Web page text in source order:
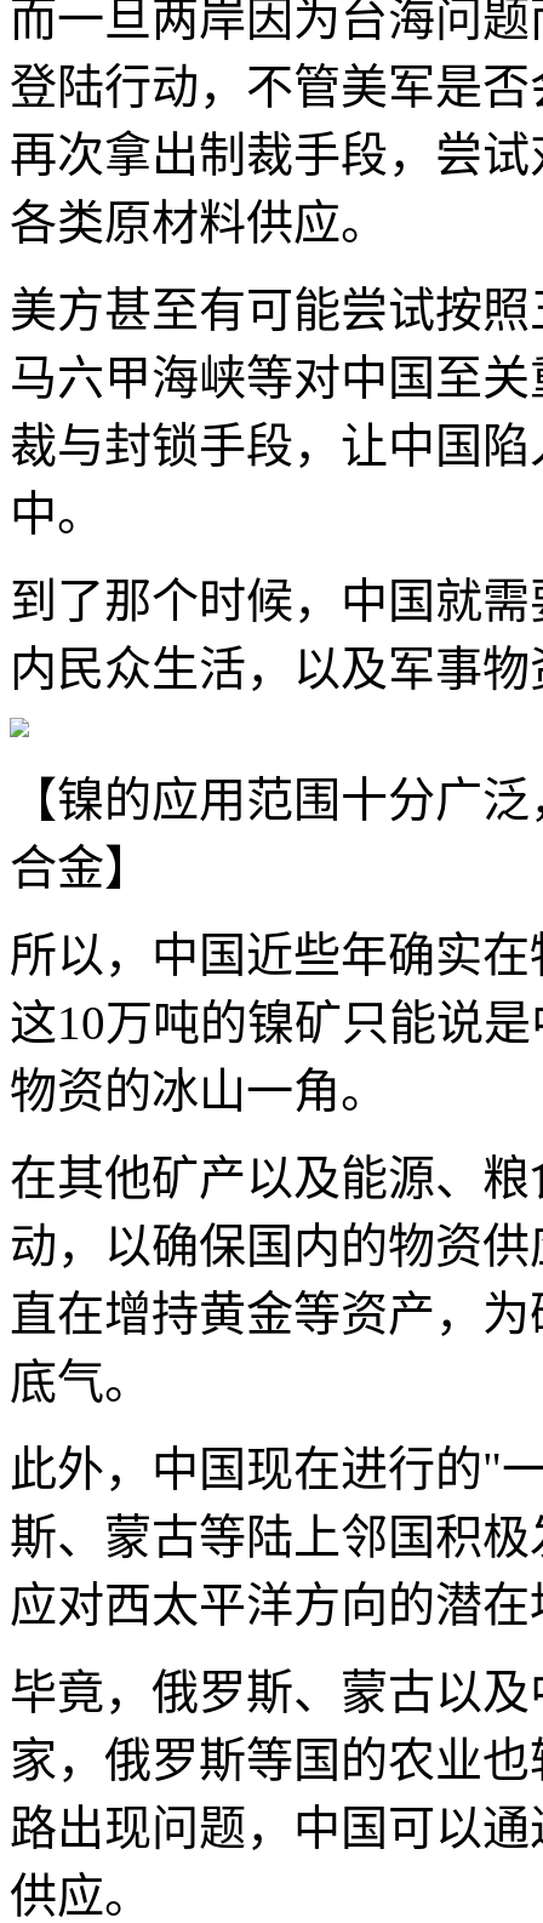
而一旦两岸因为台海问
登陆行动，不管美军是
再次拿出制裁手段，尝
各类原材料供应。
美方甚至有可能尝试按
马六甲海峡等对中国至
裁与封锁手段，让中国
中。
到了那个时候，中国就
内民众生活，以及军事
【镍的应用范围十分广
合金】
所以，中国近些年确实
这10万吨的镍矿只能说
物资的冰山一角。
在其他矿产以及能源、
动，以确保国内的物资
直在增持黄金等资产，
底气。
此外，中国现在进行的"
斯、蒙古等陆上邻国积
应对西太平洋方向的潜
毕竟，俄罗斯、蒙古以
家，俄罗斯等国的农业
路出现问题，中国可以
供应。